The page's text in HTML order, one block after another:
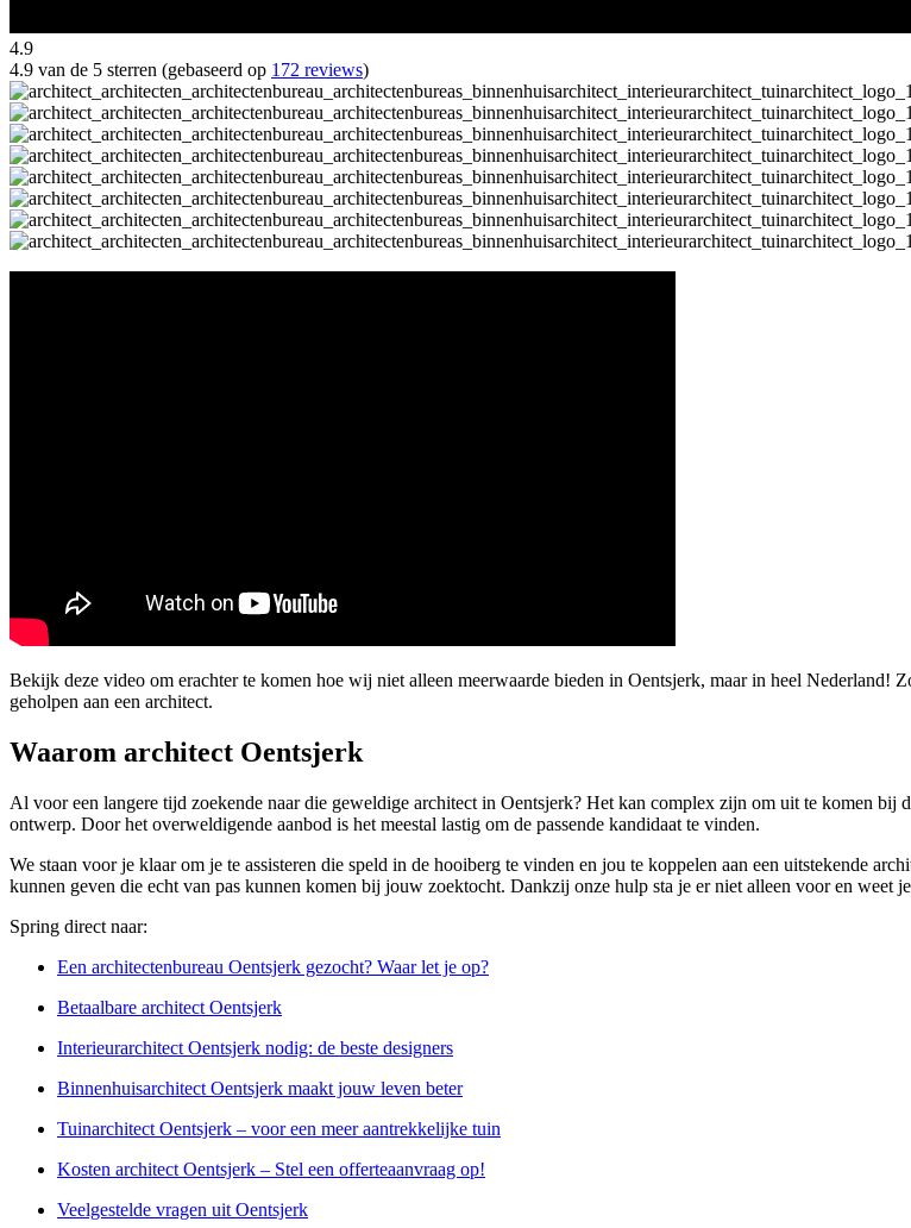
4.9
4.9 van de 5 sterren (gebaseerd op 172 reviews)
Bekijk deze video om erachter te komen hoe wij niet alleen meerwaarde bieden in Oentsjerk, maar in heel
geholpen aan een architect.
Waarom architect Oentsjerk
Al voor een langere tijd zoekende naar die geweldige architect in Oentsjerk? Het kan complex zijn om uit te komen bij
ontwerp. Door het overweldigende aanbod is het meestal lastig om de passende kandidaat te vinden.
We staan voor je klaar om je te assisteren die speld in de hooiberg te vinden en jou te koppelen aan een uitstekende
kunnen geven die echt van pas kunnen komen bij jouw zoektocht. Dankzij onze hulp sta je er niet alleen voor en weet
Spring direct naar:
Een architectenbureau Oentsjerk gezocht? Waar let je op?
Betaalbare architect Oentsjerk
Interieurarchitect Oentsjerk nodig: de beste designers
Binnenhuisarchitect Oentsjerk maakt jouw leven beter
Tuinarchitect Oentsjerk – voor een meer aantrekkelijke tuin
Kosten architect Oentsjerk – Stel een offerteaanvraag op!
Veelgestelde vragen uit Oentsjerk